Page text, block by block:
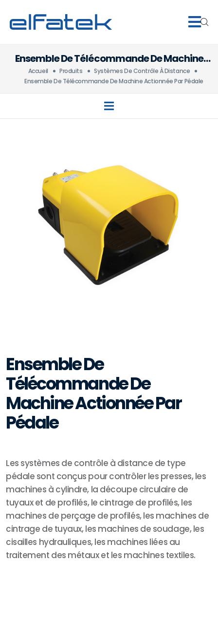
Ensemble De Télécommande De Machine
Actionnée Par Pédale
Accueil Produits
Systèmes De Contrôle À Distance
Ensemble De Télécommande De Machine Actionnée Par Pédale
Ensemble De
Télécommande De
Machine Actionnée Par
Pédale
Les systèmes de contrôle à distance de type
pédale sont conçus pour contrôler les presses, les
machines à cylindre, la découpe circulaire de
tuyaux et de profilés, le cintrage de profilés, les
machines de perçage de profilés, les machines de
cintrage de tuyaux, les machines de soudage, les
cisailles hydrauliques, les machines liées au
traitement des métaux et les machines textiles.